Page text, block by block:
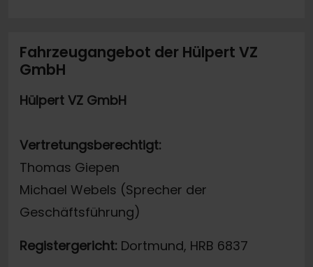
Fahrzeugangebot der Hülpert VZ
GmbH
Hülpert VZ GmbH
Vertretungsberechtigt:
Thomas Giepen
Michael Webels (Sprecher der
Geschäftsführung)
Registergericht: Dortmund, HRB 6837